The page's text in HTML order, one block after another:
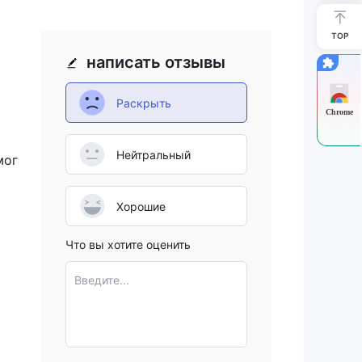
написать отзывы
Раскрыть
Нейтральный
Хорошие
Что вы хотите оценить
Введите...
TOP
Chrome